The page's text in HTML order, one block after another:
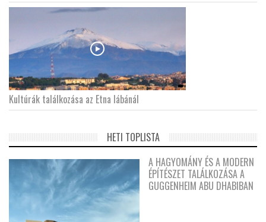
Kultúrák találkozása az Etna lábánál
HETI TOPLISTA
A HAGYOMÁNY ÉS A MODERN
ÉPÍTÉSZET TALÁLKOZÁSA A
GUGGENHEIM ABU DHABIBAN